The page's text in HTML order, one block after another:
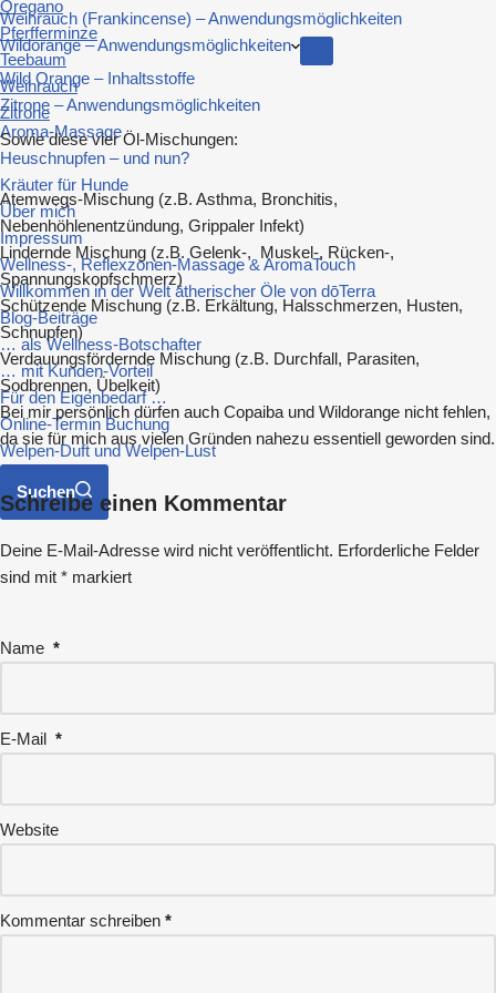
Weihrauch (Frankincense) – Anwendungsmöglichkeiten
Wildorange – Anwendungsmöglichkeiten
Wild Orange – Inhaltsstoffe
Zitrone – Anwendungsmöglichkeiten
Aroma-Massage
Heuschnupfen – und nun?
Kräuter für Hunde
Über mich
Impressum
Wellness-, Reflexzonen-Massage & AromaTouch
Willkommen in der Welt ätherischer Öle von dōTerra
Blog-Beiträge
… als Wellness-Botschafter
… mit Kunden-Vorteil
Für den Eigenbedarf …
Online-Termin Buchung
Welpen-Duft und Welpen-Lust
Suchen
Oregano
Pferfferminze
Teebaum
Weihrauch
Zitrone
Sowie diese vier Öl-Mischungen:
Atemwegs-Mischung (z.B. Asthma, Bronchitis,
Nebenhöhlenentzündung, Grippaler Infekt)
Lindernde Mischung (z.B. Gelenk-, Muskel-, Rücken-,
Spannungskopfschmerz)
Schützende Mischung (z.B. Erkältung, Halsschmerzen, Husten,
Schnupfen)
Verdauungsfördernde Mischung (z.B. Durchfall, Parasiten,
Sodbrennen, Übelkeit)
Bei mir persönlich dürfen auch Copaiba und Wildorange nicht fehlen,
da sie für mich aus vielen Gründen nahezu essentiell geworden sind.
Schreibe einen Kommentar
Deine E-Mail-Adresse wird nicht veröffentlicht. Erforderliche Felder
sind mit * markiert
Name *
E-Mail *
Website
Kommentar schreiben *